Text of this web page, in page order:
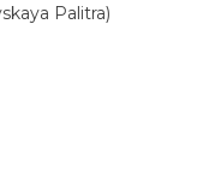
Palitra)